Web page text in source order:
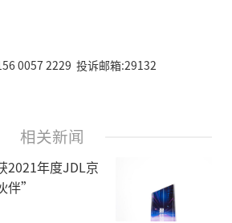
0057 2229 投诉邮箱:29132
相关新闻
2021年度JDL京
伴”